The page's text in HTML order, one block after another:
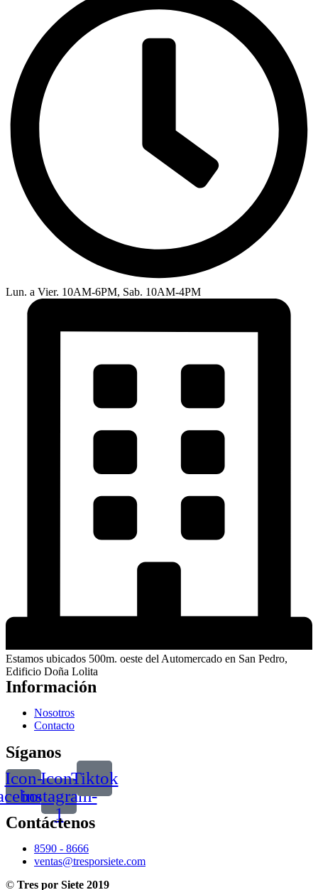
Lun. a Vier. 10AM-6PM, Sab. 10AM-4PM
Estamos ubicados 500m. oeste del Automercado en San Pedro,
Edificio Doña Lolita
Información
Nosotros
Contacto
Síganos
Icon-Icon-
instagram-
1
Tiktok
Contáctenos
8590 - 8666
ventas@tresporsiete.com
© Tres por Siete 2019